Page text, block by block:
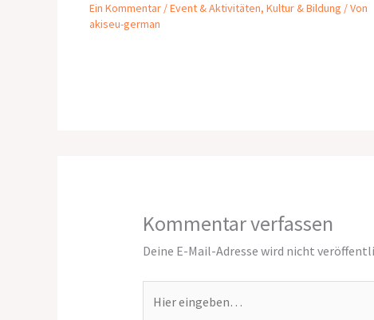
Ein Kommentar /Event & Aktivitäten, Kultur & Bildung / Von
akiseu-german
Kommentar verfassen
Deine E-Mail-Adresse wird nicht
eingeben…